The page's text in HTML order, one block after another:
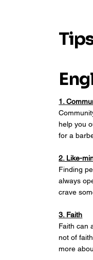
1.
help you
for a
2. Like-
Finding
always
crave
3. Faith
Faith can
not of
more